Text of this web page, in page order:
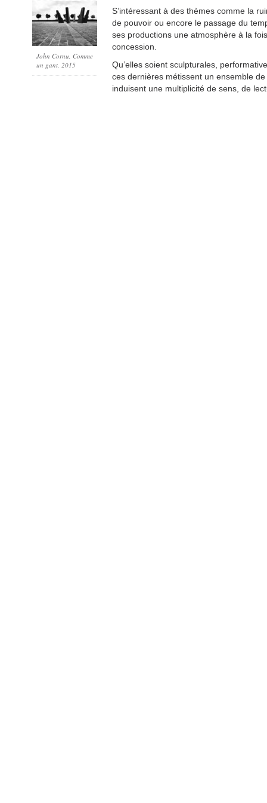
John Cornu, Comme
un gant, 2015
S’intéressant à des thèmes comme la
de pouvoir ou encore le passage du
ses productions une atmosphère à la
concession.
Qu’elles soient sculpturales,
ces dernières métissent un ensemble
induisent une multiplicité de sens, de